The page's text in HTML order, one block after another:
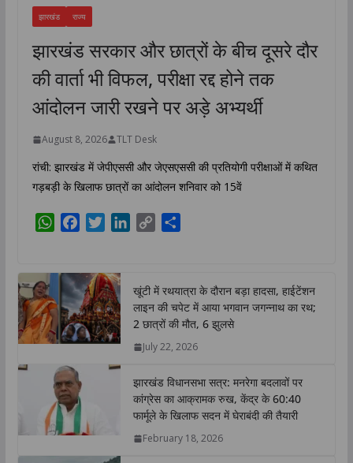
झारखंड राज्य
झारखंड सरकार और छात्रों के बीच दूसरे दौर
की वार्ता भी विफल, परीक्षा रद्द होने तक
आंदोलन जारी रखने पर अड़े अभ्यर्थी
August 8, 2026 TLT Desk
रांची: झारखंड में जेपीएससी और जेएसएससी की प्रतियोगी परीक्षाओं में कथित
गड़बड़ी के खिलाफ छात्रों का आंदोलन शनिवार को 15वें
W
s
A
p
F
e
b
o
o
T
t
t
e
r
L
e
d
C
y
L
i
n
S
e
खूंटी में रथयात्रा के दौरान बड़ा हादसा, हाईटेंशन
लाइन की चपेट में आया भगवान जगन्नाथ का रथ;
2 छात्रों की मौत, 6 झुलसे
July 22, 2026
झारखंड विधानसभा सत्र: मनरेगा बदलावों पर
कांग्रेस का आक्रामक रुख, केंद्र के 60:40
फार्मूले के खिलाफ सदन में घेराबंदी की तैयारी
February 18, 2026